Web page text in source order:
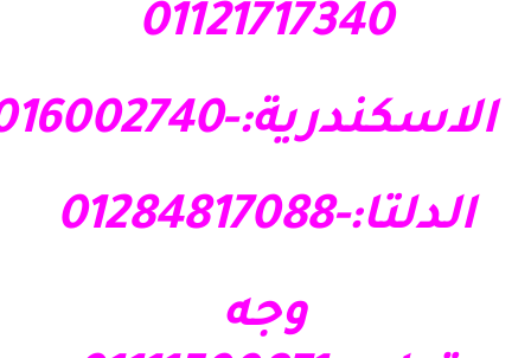
01121717340
الاسكندرية:-01016002740
الدلتا:-01284817088
وجه